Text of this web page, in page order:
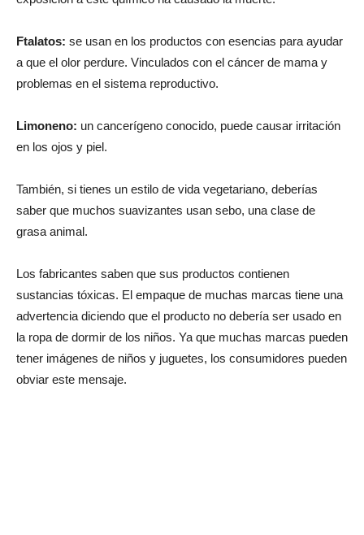
Ftalatos: se usan en los productos con esencias para ayudar
a que el olor perdure. Vinculados con el cáncer de mama y
problemas en el sistema reproductivo.
Limoneno: un cancerígeno conocido, puede causar irritación
en los ojos y piel.
También, si tienes un estilo de vida vegetariano, deberías
saber que muchos suavizantes usan sebo, una clase de
grasa animal.
Los fabricantes saben que sus productos contienen
sustancias tóxicas. El empaque de muchas marcas tiene una
advertencia diciendo que el producto no debería ser usado en
la ropa de dormir de los niños. Ya que muchas marcas pueden
tener imágenes de niños y juguetes, los consumidores pueden
obviar este mensaje.